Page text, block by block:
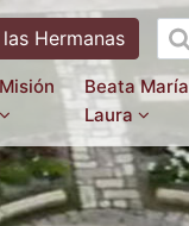
Hermanas
Misión
Beata María
Laura